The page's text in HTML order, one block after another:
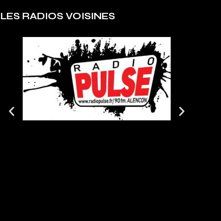
LES RADIOS VOISINES